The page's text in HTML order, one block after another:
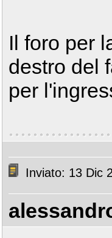
Il foro per
destro del
per
Inviato: 13 Dic